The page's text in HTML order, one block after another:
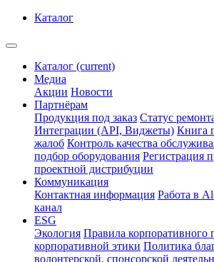
Каталог
Каталог (current)
Медиа
Акции Новости
Партнёрам
Продукция под заказ Статус
Интеграции (API, Виджеты) Книга
жалоб Контроль качества
подбор оборудования Регистрация
проектной дистрибуции
Коммуникация
Контактная информация Работа в
канал
ESG
Экология Правила корпоративного
корпоративной этики Политика
волонтерской, спонсорской